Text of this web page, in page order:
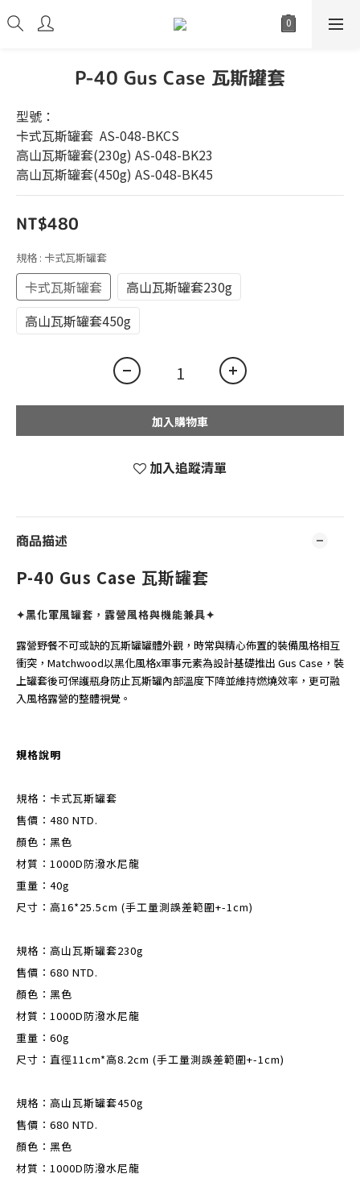
P-40 Gus Case 瓦斯罐套
型號：
卡式瓦斯罐套  AS-048-BKCS
高山瓦斯罐套(230g) AS-048-BK23
高山瓦斯罐套(450g) AS-048-BK45
NT$480
規格 : 卡式瓦斯罐套
卡式瓦斯罐套
高山瓦斯罐套230g
高山瓦斯罐套450g
加入購物車
加入追蹤清單
商品描述
P-40 Gus Case 瓦斯罐套
✦黑化軍風罐套，露營風格與機能兼具✦
露營野餐不可或缺的瓦斯罐罐體外觀，時常與精心佈置的裝備風格相互
衝突，Matchwood以黑化風格x軍事元素為設計基礎推出 Gus Case，裝
上罐套後可保護瓶身防止瓦斯罐內部溫度下降並維持燃燒效率，更可融
入風格露營的整體視覺。
規格說明
規格：卡式瓦斯罐套
售價：480 NTD.
顏色：黑色
材質：1000D防潑水尼龍
重量：40g
尺寸：高16*25.5cm (手工量測誤差範圍+-1cm)
規格：高山瓦斯罐套230g
售價：680 NTD.
顏色：黑色
材質：1000D防潑水尼龍
重量：60g
尺寸：直徑11cm*高8.2cm (手工量測誤差範圍+-1cm)
規格：高山瓦斯罐套450g
售價：680 NTD.
顏色：黑色
材質：1000D防潑水尼龍